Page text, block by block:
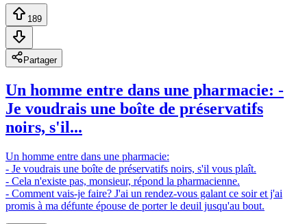
189
Partager
Un homme entre dans une pharmacie: -
Je voudrais une boîte de préservatifs
noirs, s'il...
Un homme entre dans une pharmacie:
- Je voudrais une boîte de préservatifs noirs, s'il vous plaît.
- Cela n'existe pas, monsieur, répond la pharmacienne.
- Comment vais-je faire? J'ai un rendez-vous galant ce soir et j'ai
promis à ma défunte épouse de porter le deuil jusqu'au bout.